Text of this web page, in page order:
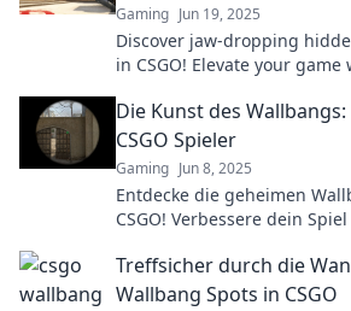
Gaming Jun 19, 2025
Discover jaw-dropping
in CSGO! Elevate your
Die Kunst des
CSGO Spieler
Gaming Jun 8, 2025
Entdecke die geheimen
CSGO! Verbessere dein
Treffsicher durch die
Wallbang Spots in CSGO